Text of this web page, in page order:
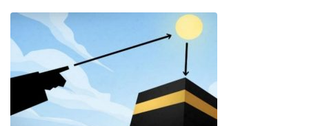
Lengkap
2020/2021 pada
Masa Pandemi